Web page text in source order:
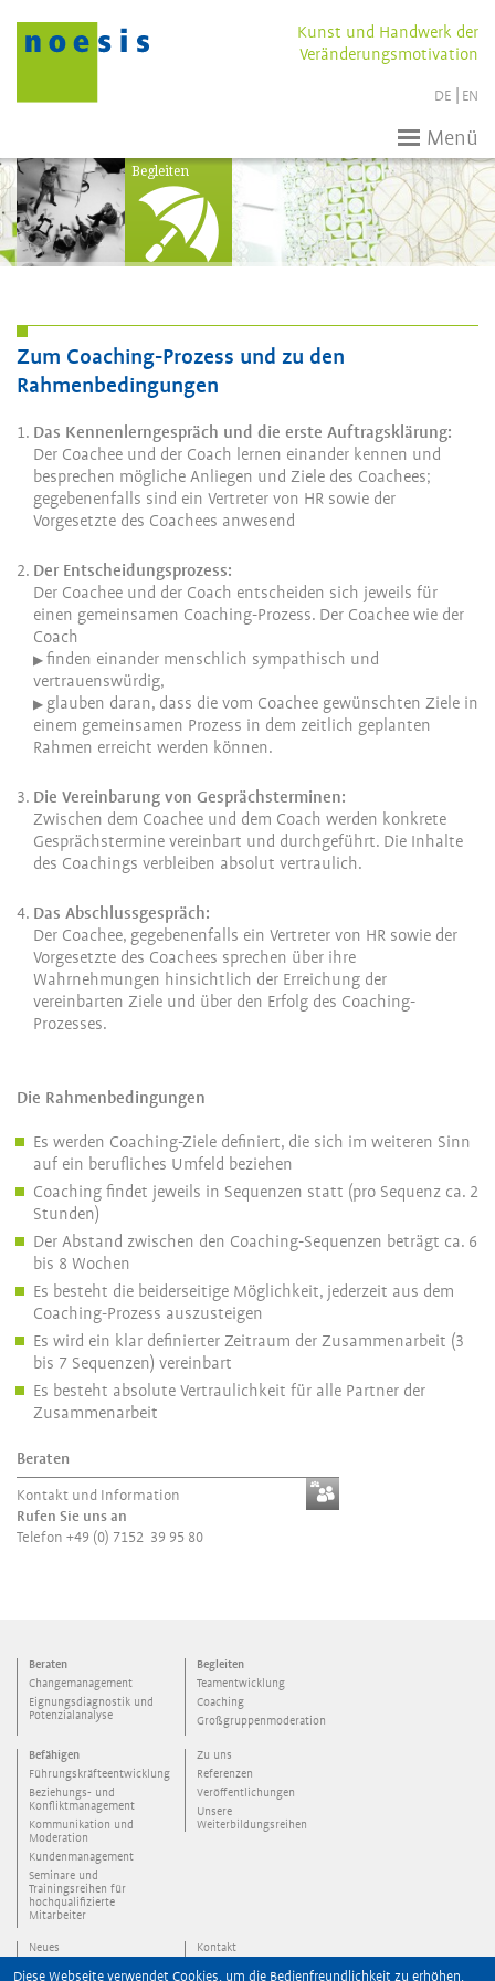
Diese Webseite verwendet Cookies, um die Bedienfreundlichkeit zu erhöhen.
Kunst und Handwerk der
Veränderungsmotivation
DE EN
Menü
Begleiten
Zum Coaching-Prozess und zu den
Rahmenbedingungen
Das Kennenlerngespräch und die erste Auftragsklärung:
Der Coachee und der Coach lernen einander kennen und
besprechen mögliche Anliegen und Ziele des Coachees;
gegebenenfalls sind ein Vertreter von HR sowie der
Vorgesetzte des Coachees anwesend
Der Entscheidungsprozess:
Der Coachee und der Coach entscheiden sich jeweils für
einen gemeinsamen Coaching-Prozess. Der Coachee wie der
Coach
▶ finden einander menschlich sympathisch und
vertrauenswürdig,
▶ glauben daran, dass die vom Coachee gewünschten Ziele in
einem gemeinsamen Prozess in dem zeitlich geplanten
Rahmen erreicht werden können.
Die Vereinbarung von Gesprächsterminen:
Zwischen dem Coachee und dem Coach werden konkrete
Gesprächstermine vereinbart und durchgeführt. Die Inhalte
des Coachings verbleiben absolut vertraulich.
Das Abschlussgespräch:
Der Coachee, gegebenenfalls ein Vertreter von HR sowie der
Vorgesetzte des Coachees sprechen über ihre
Wahrnehmungen hinsichtlich der Erreichung der
vereinbarten Ziele und über den Erfolg des Coaching-
Prozesses.
Die Rahmenbedingungen
Es werden Coaching-Ziele definiert, die sich im weiteren Sinn
auf ein berufliches Umfeld beziehen
Coaching findet jeweils in Sequenzen statt (pro Sequenz ca. 2
Stunden)
Der Abstand zwischen den Coaching-Sequenzen beträgt ca. 6
bis 8 Wochen
Es besteht die beiderseitige Möglichkeit, jederzeit aus dem
Coaching-Prozess auszusteigen
Es wird ein klar definierter Zeitraum der Zusammenarbeit (3
bis 7 Sequenzen) vereinbart
Es besteht absolute Vertraulichkeit für alle Partner der
Zusammenarbeit
Beraten
Kontakt und Information
Rufen Sie uns an
Telefon +49 (0) 7152 39 95 80
Beraten
Changemanagement
Eignungsdiagnostik und
Potenzialanalyse
Begleiten
Teamentwicklung
Coaching
Großgruppenmoderation
Befähigen
Führungskräfteentwicklung
Beziehungs- und
Konfliktmanagement
Kommunikation und
Moderation
Kundenmanagement
Seminare und
Trainingsreihen für
hochqualifizierte
Mitarbeiter
Zu uns
Referenzen
Veröffentlichungen
Unsere
Weiterbildungsreihen
Neues
Kontakt